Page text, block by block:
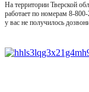
На территории Тверской
работает по номерам 8-
у вас не получилось